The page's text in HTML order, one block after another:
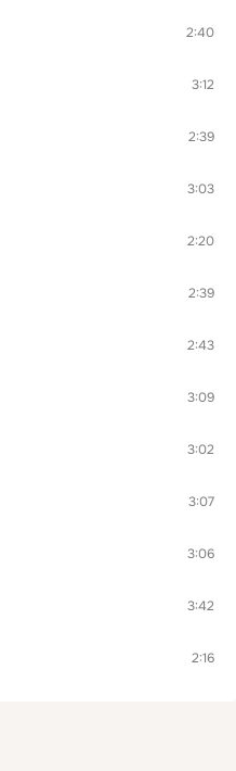
2:40
3:12
2:39
3:03
2:20
2:39
2:43
3:09
3:02
3:07
3:06
3:42
2:16